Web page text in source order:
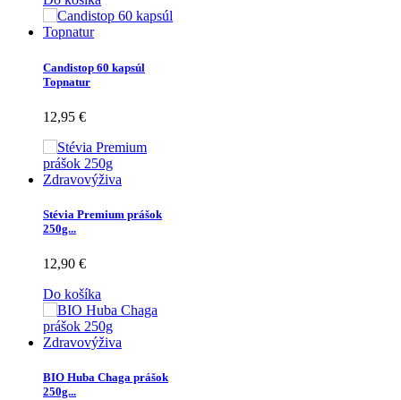
Candistop 60 kapsúl
Topnatur
12,95 €
Stévia Premium prášok
250g...
12,90 €
Do košíka
BIO Huba Chaga prášok
250g...